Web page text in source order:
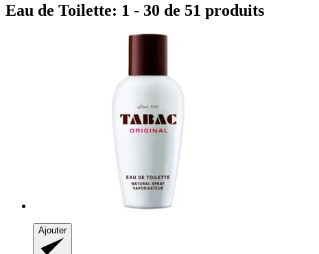
Eau de Toilette: 1 - 30 de 51 produits
Ajouter